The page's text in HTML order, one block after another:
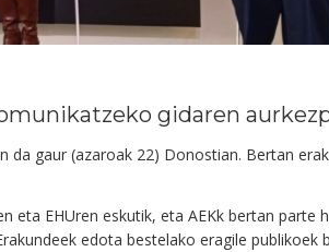
gidaren
da gaur (azaroak 22) Donostian. Bertan
eta EHUren eskutik, eta AEKk bertan
edota bestelako eragile